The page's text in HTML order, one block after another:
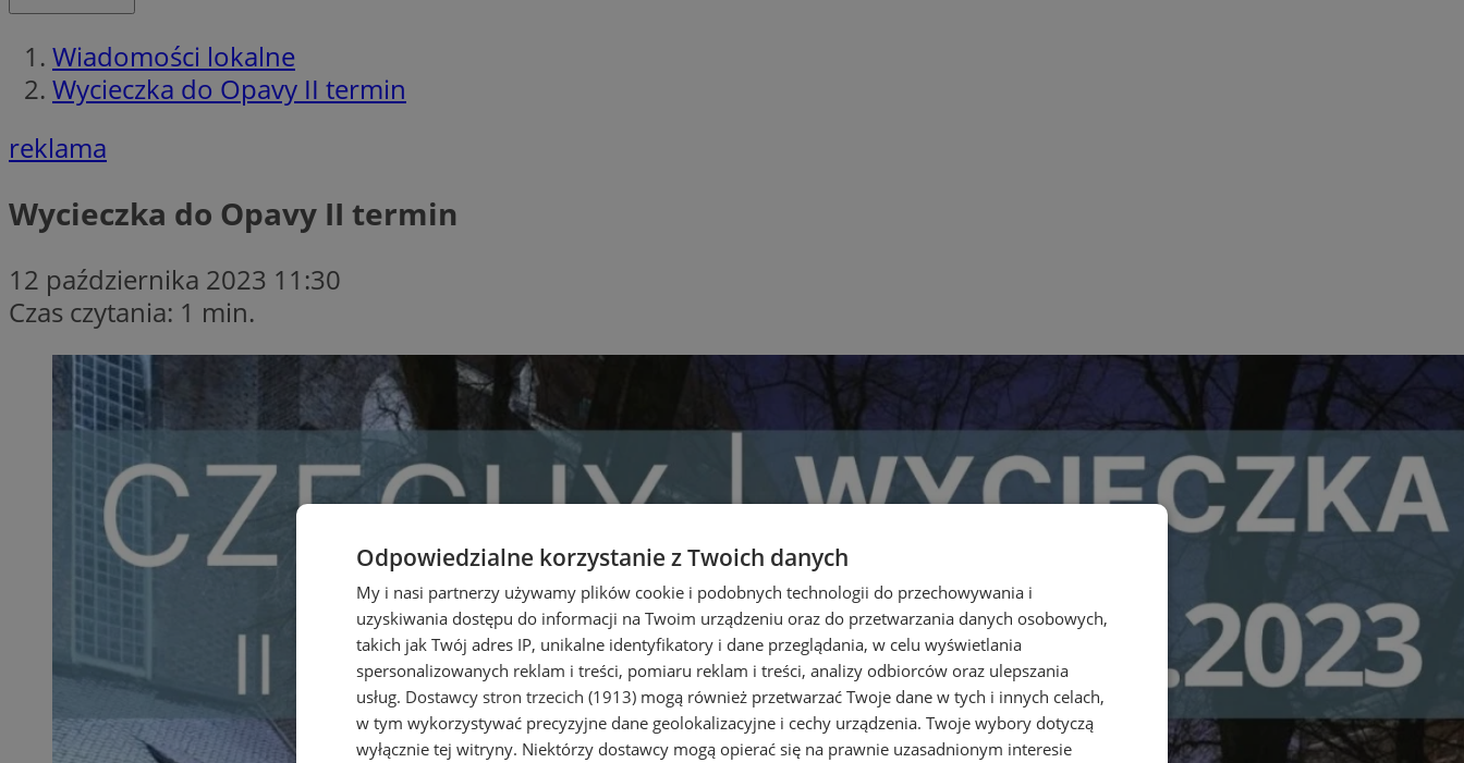
Wiadomości lokalne
Wycieczka do Opavy II termin
reklama
Wycieczka do Opavy II termin
12 października 2023 11:30
Czas czytania: 1 min.
Odpowiedzialne korzystanie z Twoich danych
My i nasi partnerzy używamy plików cookie i podobnych technologii do przechowywania i
uzyskiwania dostępu do informacji na Twoim urządzeniu oraz do przetwarzania danych osobowych,
takich jak Twój adres IP, unikalne identyfikatory i dane przeglądania, w celu wyświetlania
spersonalizowanych reklam i treści, pomiaru reklam i treści, analizy odbiorców oraz ulepszania
usług. Dostawcy stron trzecich (1913) mogą również przetwarzać Twoje dane w tych i innych celach,
w tym wykorzystywać precyzyjne dane geolokalizacyjne i cechy urządzenia. Twoje wybory dotyczą
wyłącznie tej witryny. Niektórzy dostawcy mogą opierać się na prawnie uzasadnionym interesie